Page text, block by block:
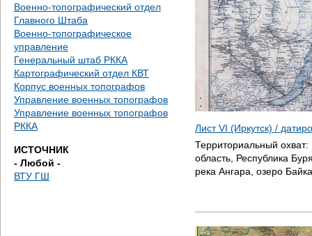
Военно-топографический отдел
Главного Штаба
Военно-топографическое
управление
Генеральный штаб РККА
Картографический отдел КВТ
Корпус военных топографов
Управление военных топографов
Управление военных топографов
РККА
ИСТОЧНИК
- Любой -
ВТУ ГШ
Лист VI (Иркутск) /
Территориальный охват:
область, Республика
река Ангара, озеро